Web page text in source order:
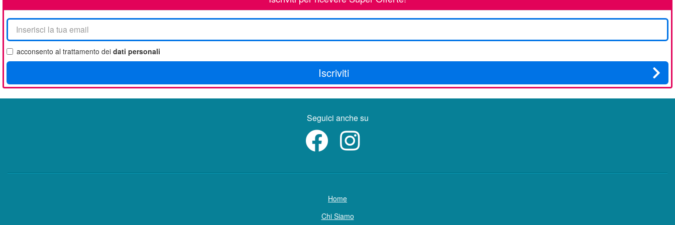
La
tua
email
acconsento al trattamento dei dati personali
Iscriviti
Seguici anche su
Home
Chi Siamo